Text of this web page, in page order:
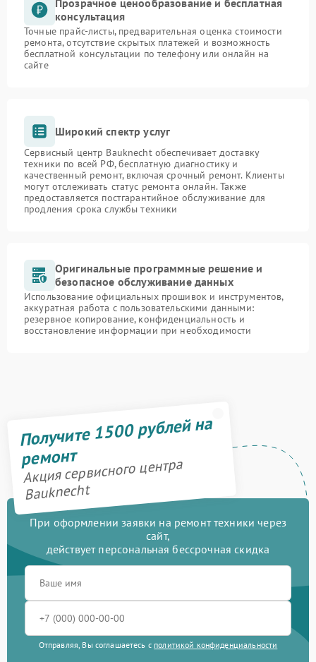
Прозрачное ценообразование и бесплатная
консультация
Точные прайс-листы, предварительная оценка стоимости
ремонта, отсутствие скрытых платежей и возможность
бесплатной консультации по телефону или онлайн на
сайте
Широкий спектр услуг
Сервисный центр Bauknecht обеспечивает доставку
техники по всей РФ, бесплатную диагностику и
качественный ремонт, включая срочный ремонт. Клиенты
могут отслеживать статус ремонта онлайн. Также
предоставляется постгарантийное обслуживание для
продления срока службы техники
Оригинальные программные решение и
безопасное обслуживание данных
Использование официальных прошивок и инструментов,
аккуратная работа с пользовательскими данными:
резервное копирование, конфиденциальность и
восстановление информации при необходимости
Получите 1500 рублей на
ремонт
Акция сервисного центра
Bauknecht
При оформлении заявки на ремонт техники через
сайт,
действует персональная бессрочная скидка
Отправляя, Вы соглашаетесь с политикой конфиденциальности